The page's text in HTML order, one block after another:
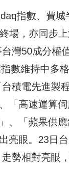
指數、費
場，亦同步
灣50成分權
數維持中多
積電先進製
「高速運算
、「蘋果供
亮眼。23日
勢相對亮眼